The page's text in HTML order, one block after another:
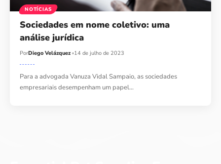
NOTÍCIAS
Sociedades em nome coletivo: uma
análise jurídica
PorDiego Velázquez 14 de julho de 2023
Para a advogada Vanuza Vidal Sampaio, as sociedades
empresariais desempenham um papel…